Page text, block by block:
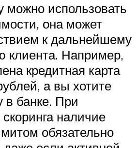
можно использовать
она может
к дальнейшему
клиента. Например,
кредитная карта
а вы хотите
в банке. При
наличие
обязательно